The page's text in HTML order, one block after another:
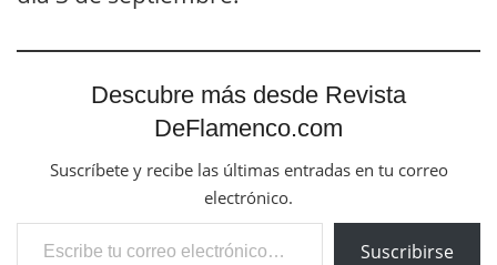
Descubre más desde Revista
DeFlamenco.com
Suscríbete y recibe las últimas entradas en tu correo
electrónico.
Escribe tu correo electrónico…
Suscribirse